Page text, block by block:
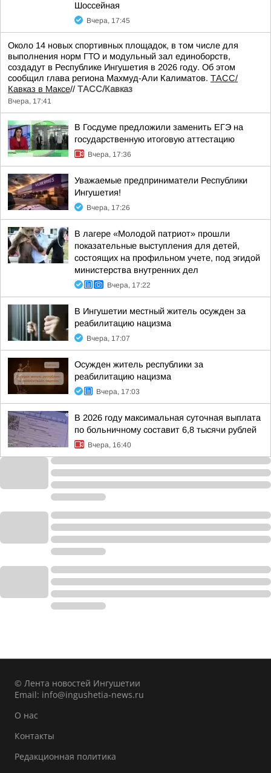
Шоссейная
Вчера, 17:45
Около 14 новых спортивных площадок, в том числе для
выполнения норм ГТО и модульный зал единоборств,
создадут в Республике Ингушетия в 2026 году. Об этом
сообщил глава региона Махмуд-Али Калиматов. ТАСС/
Кавказ в Максе// ТАСС/Кавказ
Вчера, 17:41
В Госдуме предложили заменить ЕГЭ на
государственную итоговую аттестацию
Вчера, 17:36
Уважаемые предприниматели Республики
Ингушетия!
Вчера, 17:26
В лагере «Молодой патриот» прошли
показательные выступления для детей,
состоящих на профильном учете, под эгидой
министерства внутренних дел
Вчера, 17:22
В Ингушетии местный житель осужден за
реабилитацию нацизма
Вчера, 17:07
Осужден житель республики за
реабилитацию нацизма
Вчера, 17:03
В 2026 году максимальная суточная выплата
по больничному составит 6,8 тысячи рублей
Вчера, 16:40
© Лента новостей Ингушетии
Email: info@ingushetia-news.ru
О нас
Контакты
Редакционная политика